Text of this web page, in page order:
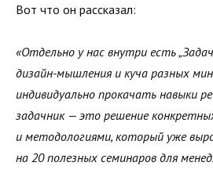
Вот что он рассказал:
«Отдельно у нас внутри есть
дизайн-мышления и куча разных
индивидуально прокачать навыки
задачник — это решение
и методологиями, который уже
на 20 полезных семинаров для